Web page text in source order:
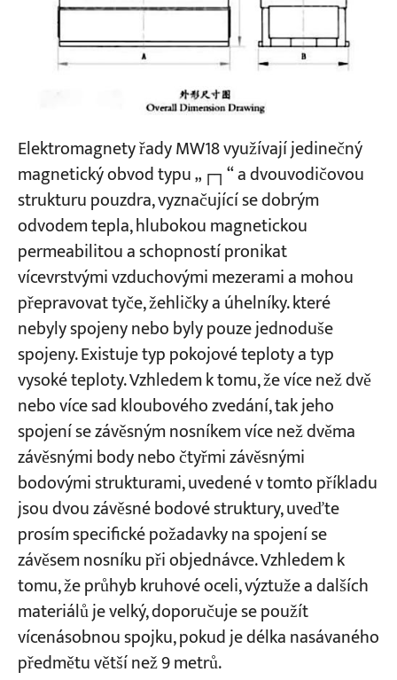
Projekty
Blogy
Zprávy
Aplikace
O nás
Kontaktujte nás
Elektromagnety řady MW18 využívají jedinečný
magnetický obvod typu „┌┐“ a dvouvodičovou
strukturu pouzdra, vyznačující se dobrým
odvodem tepla, hlubokou magnetickou
permeabilitou a schopností pronikat
vícevrstvými vzduchovými mezerami a mohou
přepravovat tyče, žehličky a úhelníky. které
nebyly spojeny nebo byly pouze jednoduše
spojeny. Existuje typ pokojové teploty a typ
vysoké teploty. Vzhledem k tomu, že více než dvě
nebo více sad kloubového zvedání, tak jeho
spojení se závěsným nosníkem více než dvěma
závěsnými body nebo čtyřmi závěsnými
bodovými strukturami, uvedené v tomto příkladu
jsou dvou závěsné bodové struktury, uveďte
prosím specifické požadavky na spojení se
závěsem nosníku při objednávce. Vzhledem k
tomu, že průhyb kruhové oceli, výztuže a dalších
materiálů je velký, doporučuje se použít
vícenásobnou spojku, pokud je délka nasávaného
předmětu větší než 9 metrů.